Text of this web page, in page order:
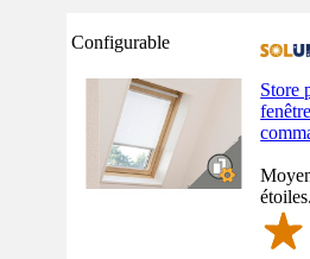
Configurable
Store